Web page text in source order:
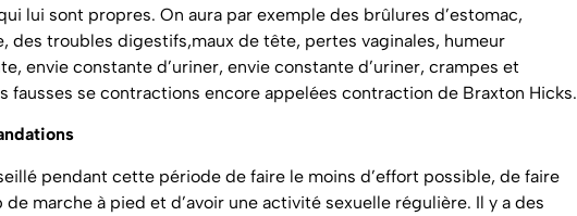
lui sont propres. On aura par exemple des brûlures d’estomac,
des troubles digestifs,maux de tête, pertes vaginales, humeur
envie constante d’uriner, envie constante d’uriner, crampes et
fausses se contractions encore appelées contraction de Braxton Hicks.
pendant cette période de faire le moins d’effort possible, de faire
de marche à pied et d’avoir une activité sexuelle régulière. Il y a des